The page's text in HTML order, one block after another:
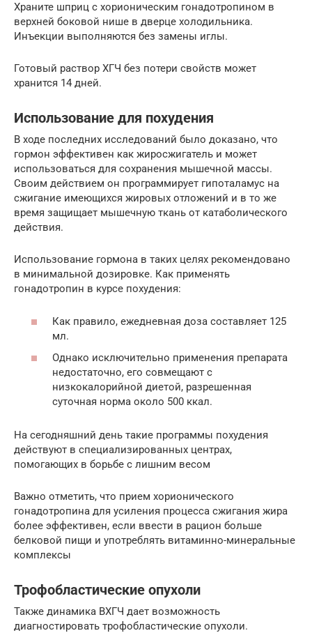
Храните шприц с хорионическим гонадотропином в
верхней боковой нише в дверце холодильника.
Инъекции выполняются без замены иглы.
Готовый раствор ХГЧ без потери свойств может
хранится 14 дней.
Использование для похудения
В ходе последних исследований было доказано, что
гормон эффективен как жиросжигатель и может
использоваться для сохранения мышечной массы.
Своим действием он программирует гипоталамус на
сжигание имеющихся жировых отложений и в то же
время защищает мышечную ткань от катаболического
действия.
Использование гормона в таких целях рекомендовано
в минимальной дозировке. Как применять
гонадотропин в курсе похудения:
Как правило, ежедневная доза составляет 125
мл.
Однако исключительно применения препарата
недостаточно, его совмещают с
низкокалорийной диетой, разрешенная
суточная норма около 500 ккал.
На сегодняшний день такие программы похудения
действуют в специализированных центрах,
помогающих в борьбе с лишним весом
Важно отметить, что прием хорионического
гонадотропина для усиления процесса сжигания жира
более эффективен, если ввести в рацион больше
белковой пищи и употреблять витаминно-минеральные
комплексы
Трофобластические опухоли
Также динамика ВХГЧ дает возможность
диагностировать трофобластические опухоли.